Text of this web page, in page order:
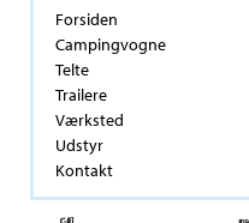
Forsiden
Campingvogne
Telte
Trailere
Værksted
Udstyr
Kontakt